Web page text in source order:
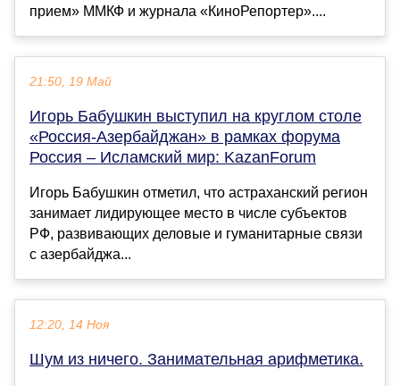
прием» ММКФ и журнала «КиноРепортер»....
21:50, 19 Май
Игорь Бабушкин выступил на круглом столе
«Россия-Азербайджан» в рамках форума
Россия – Исламский мир: KazanForum
Игорь Бабушкин отметил, что астраханский регион
занимает лидирующее место в числе субъектов
РФ, развивающих деловые и гуманитарные связи
с азербайджа...
12:20, 14 Ноя
Шум из ничего. Занимательная арифметика.